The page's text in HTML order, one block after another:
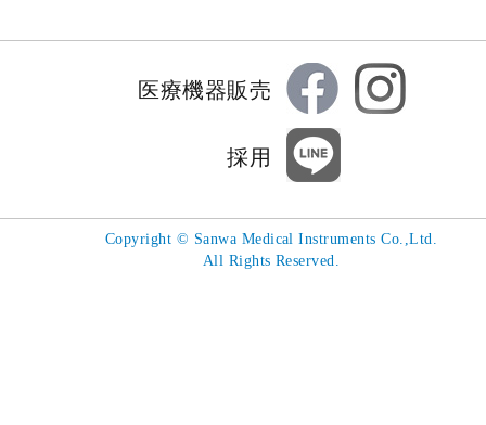
医療機器販売
採用
Copyright © Sanwa Medical Instruments Co.,Ltd.
All Rights Reserved.